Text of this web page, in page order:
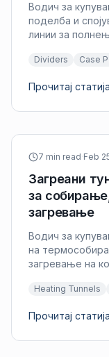
Водич за
поделба и
линии за
проток.
Dividers Case
Прочитај статија
7 min read·Feb
Загреани
за
загревање
Водич за
на
загревање на
Heating Tunnels
Прочитај статија